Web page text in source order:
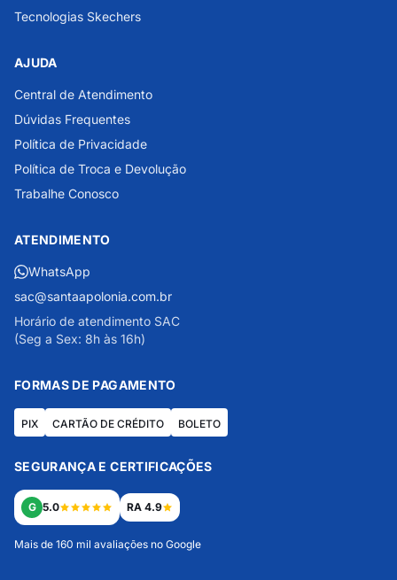
Tecnologias Skechers
AJUDA
Central de Atendimento
Dúvidas Frequentes
Política de Privacidade
Política de Troca e Devolução
Trabalhe Conosco
ATENDIMENTO
WhatsApp
sac@santaapolonia.com.br
Horário de atendimento SAC
(Seg a Sex: 8h às 16h)
FORMAS DE PAGAMENTO
PIX CARTÃO DE CRÉDITO BOLETO
SEGURANÇA E CERTIFICAÇÕES
G 5.0 RA 4.9
Mais de 160 mil avaliações no Google